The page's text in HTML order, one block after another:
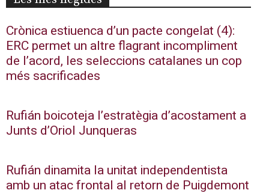
Crònica estiuenca d’un pacte congelat (4):
ERC permet un altre flagrant incompliment
de l’acord, les seleccions catalanes un cop
més sacrificades
Rufián boicoteja l’estratègia d’acostament a
Junts d’Oriol Junqueras
Rufián dinamita la unitat independentista
amb un atac frontal al retorn de Puigdemont